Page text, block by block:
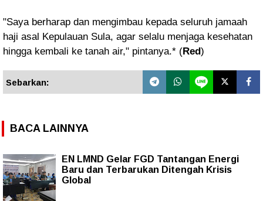
"Saya berharap dan mengimbau kepada seluruh jamaah
haji asal Kepulauan Sula, agar selalu menjaga kesehatan
hingga kembali ke tanah air," pintanya.* (Red)
Sebarkan:
BACA LAINNYA
EN LMND Gelar FGD Tantangan Energi
Baru dan Terbarukan Ditengah Krisis
Global